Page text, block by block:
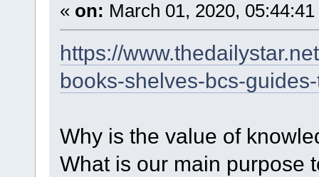
« on: March 01, 2020,
https://
books-shelves-bcs-
Why is the value of
What is our main purpose